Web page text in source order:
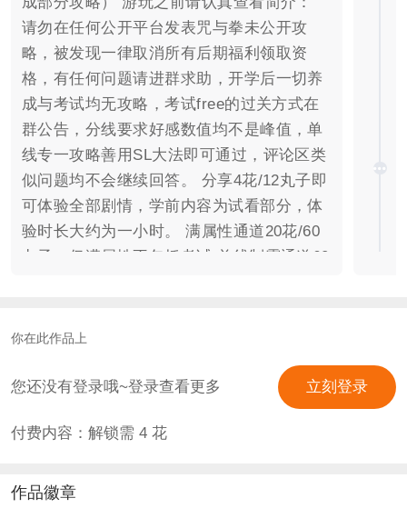
请勿在任何公开平台发表咒与拳未公开攻
略，被发现一律取消所有后期福利领取资
格，有任何问题请进群求助，开学后一切养
成与考试均无攻略，考试free的过关方式在
群公告，分线要求好感数值均不是峰值，单
线专一攻略善用SL大法即可通过，评论区类
似问题均不会继续回答。 分享4花/12丸子即
可体验全部剧情，学前内容为试看部分，体
验时长大约为一小时。 满属性通道20花/60
丸子，仅满属性不包括考试 单线制霸通道60
法），含唯一te结局 通道入口封面左上角按
为西弗勒斯81（手打最高为83，峰值暂未统
计），雷古勒斯52，未满足条件将默认进入
西里斯线。 关于结局：HE是平行世界的美
错误思考不理智后造成的最终局面，还好，
你在此作品上
您还没有登录哦~登录查看更多 立刻登录
付费内容：解锁需 4花
作品徽章